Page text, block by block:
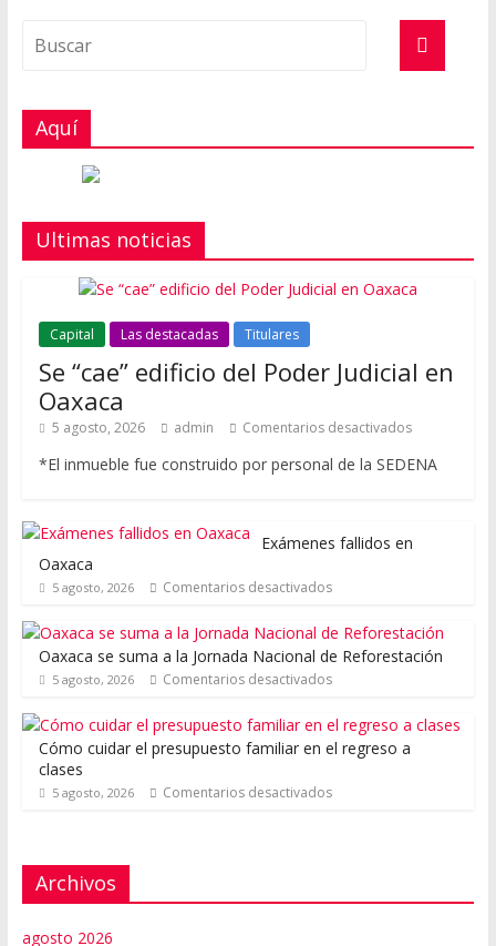
Aquí
Ultimas noticias
Capital Las destacadas Titulares
Se “cae” edificio del Poder Judicial en
Oaxaca
5 agosto, 2026 admin Comentarios desactivados
*El inmueble fue construido por personal de la SEDENA
Exámenes fallidos en
Oaxaca
5 agosto, 2026 Comentarios desactivados
Oaxaca se suma a la Jornada Nacional de Reforestación
5 agosto, 2026 Comentarios desactivados
Cómo cuidar el presupuesto familiar en el regreso a
clases
5 agosto, 2026 Comentarios desactivados
Archivos
agosto 2026